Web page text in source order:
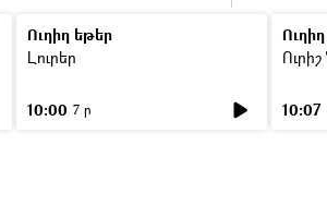
Ուղիղ եթեր
Լուրեր
10:00 7 ր
Ուրիշ
10:07